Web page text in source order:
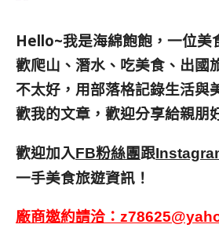
Hello~我是海綿飽飽，一位美
歡爬山、潛水、吃美食、出國
不太好，用部落格記錄生活與
歡我的文章，歡迎分享給親朋
歡迎加入FB粉絲團跟
一手美食旅遊資訊！
廠商邀約請洽：